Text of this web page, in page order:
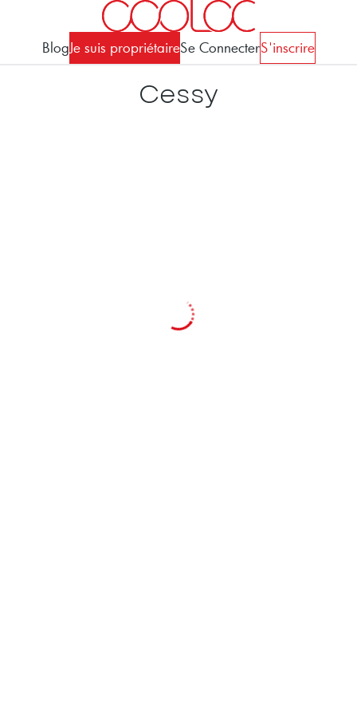
BlogJe suis propriétaireSe ConnecterS'inscrire
Cessy